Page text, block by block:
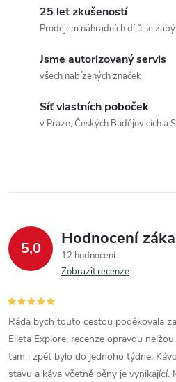
25 let zkušeností
Prodejem náhradních dílů se
Jsme autorizovaný servis
všech nabízených značek
Síť vlastních poboček
v Praze, Českých Budějovicích a
5,0 Hodnocení
12 hodnocení
Zobrazit recenze
Ráda bych touto cestou poděkovala
Elleta Explore, recenze opravdu
tam i zpět bylo do jednoho týdne.
stavu a káva včetně pěny je vynikající.